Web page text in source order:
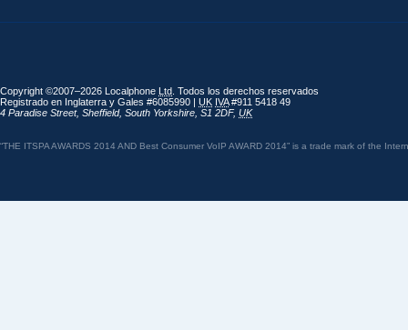
Copyright ©2007–2026 Localphone Ltd . Todos los derechos reservados
Registrado en Inglaterra y Gales #6085990 | UK IVA#911 5418 49
4 Paradise Street, Sheffield, South Yorkshire S1 2DF, UK
“THE ITSPA AWARDS 2014 AND Best Consumer VoIP AWARD 2014” is a trade mark of the